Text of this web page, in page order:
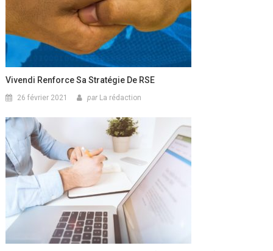
Vivendi Renforce Sa Stratégie De RSE
26 février 2021 par La rédaction